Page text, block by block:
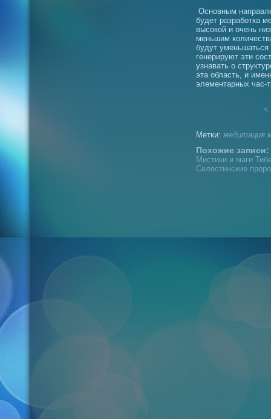
Основным
будет разработка
высокой и очень
меньшим
будут уменьшаться
генерируют эти
узнавать о
эта область, и
элементарных час-
<
Метки: медитация
Похожие записи:
Мистики и маги
Селестинские